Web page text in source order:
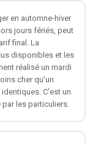
en automne-hiver
jours fériés, peut
final. La
disponibles et les
réalisé un mardi
cher qu'un
C'est un
les particuliers.